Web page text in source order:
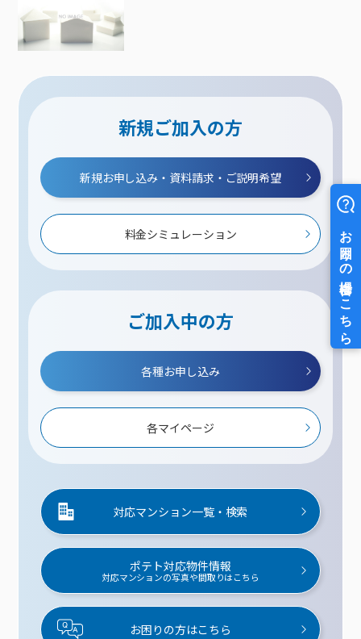
新規ご加入の方
新規お申し込み・資料請求・ご説明希望
料金シミュレーション
ご加入中の方
各種お申し込み
各マイページ
対応マンション一覧・検索
ポテト対応物件情報
対応マンションの写真や間取りはこちら
お困りの方はこちら